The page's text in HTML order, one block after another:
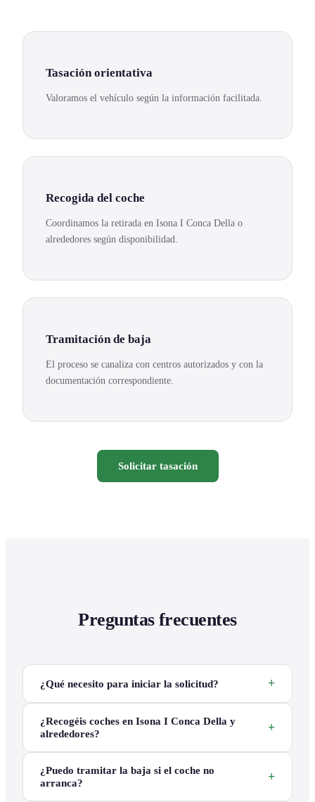
Tasación orientativa
Valoramos el vehículo según la información facilitada.
Recogida del coche
Coordinamos la retirada en Isona I Conca Della o
alrededores según disponibilidad.
Tramitación de baja
El proceso se canaliza con centros autorizados y con la
documentación correspondiente.
Solicitar tasación
Preguntas frecuentes
¿Qué necesito para iniciar la solicitud?
¿Recogéis coches en Isona I Conca Della y
alrededores?
¿Puedo tramitar la baja si el coche no
arranca?